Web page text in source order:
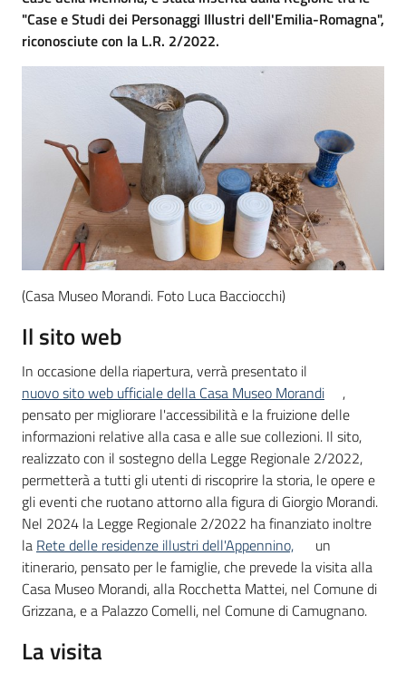
"Case e Studi dei Personaggi Illustri dell'Emilia-Romagna",
riconosciute con la L.R. 2/2022.
(Casa Museo Morandi. Foto Luca Bacciocchi)
Il sito web
In occasione della riapertura, verrà presentato il
nuovo sito web ufficiale della Casa Museo Morandi
,
pensato per migliorare l'accessibilità e la fruizione delle
informazioni relative alla casa e alle sue collezioni. Il sito,
realizzato con il sostegno della Legge Regionale 2/2022,
permetterà a tutti gli utenti di riscoprire la storia, le opere e
gli eventi che ruotano attorno alla figura di Giorgio Morandi.
Nel 2024 la Legge Regionale 2/2022 ha finanziato inoltre
la Rete delle residenze illustri dell'Appennino,
un
itinerario, pensato per le famiglie, che prevede la visita alla
Casa Museo Morandi, alla Rocchetta Mattei, nel Comune di
Grizzana, e a Palazzo Comelli, nel Comune di Camugnano.
La visita